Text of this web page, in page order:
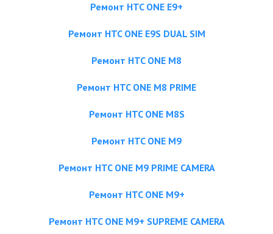
Ремонт HTC ONE E9+
Ремонт HTC ONE E9S DUAL SIM
Ремонт HTC ONE M8
Ремонт HTC ONE M8 PRIME
Ремонт HTC ONE M8S
Ремонт HTC ONE M9
Ремонт HTC ONE M9 PRIME CAMERA
Ремонт HTC ONE M9+
Ремонт HTC ONE M9+ SUPREME CAMERA